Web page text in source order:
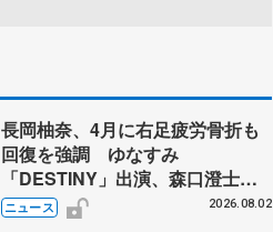
長岡柚奈、4月に右足疲労骨折も
回復を強調 ゆなすみ
「DESTINY」出演、森口澄士
「力を合わせて」
ニュース 2026.08.02